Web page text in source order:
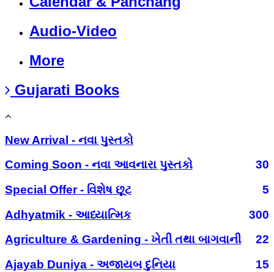
Audio-Video
More
Gujarati Books
New Arrival - નવા પુસ્તકો
Coming Soon - નવા આવનારા પુસ્તકો
30
Special Offer - વિશેષ છૂટ
5
Adhyatmik - આધ્યાત્મિક
300
Agriculture & Gardening - ખેતી તથા બાગવાની
22
Ajayab Duniya - અજાયબ દુનિયા
15